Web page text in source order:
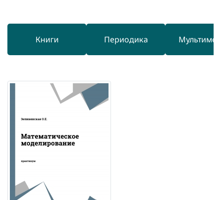
Книги Периодика